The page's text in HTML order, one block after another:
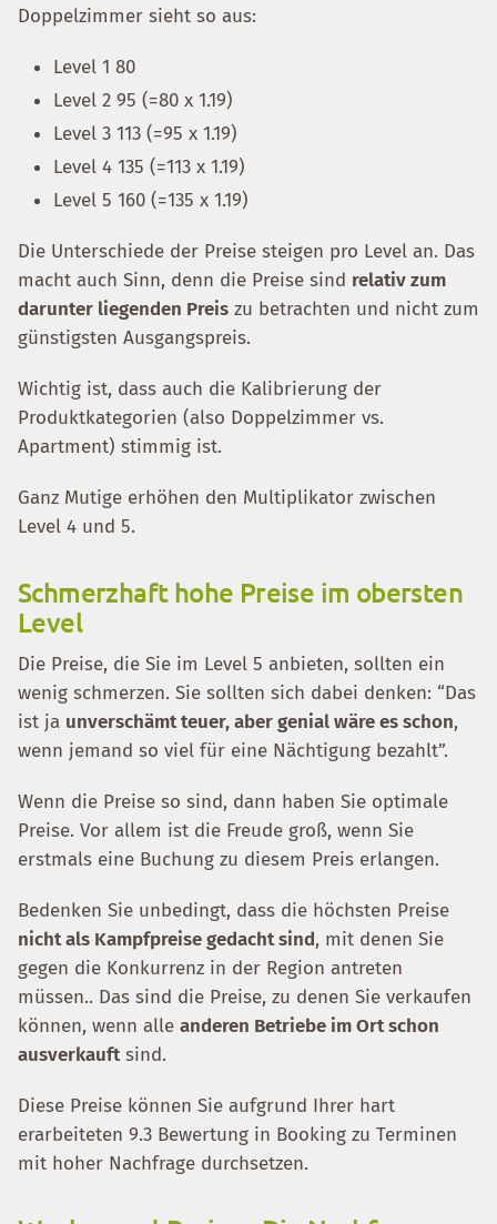
Doppelzimmer sieht so aus:
Level 1 80
Level 2 95 (=80 x 1.19)
Level 3 113 (=95 x 1.19)
Level 4 135 (=113 x 1.19)
Level 5 160 (=135 x 1.19)
Die Unterschiede der Preise steigen pro Level an. Das
macht auch Sinn, denn die Preise sind relativ zum
darunter liegenden Preis zu betrachten und nicht zum
günstigsten Ausgangspreis.
Wichtig ist, dass auch die Kalibrierung der
Produktkategorien (also Doppelzimmer vs.
Apartment) stimmig ist.
Ganz Mutige erhöhen den Multiplikator zwischen
Level 4 und 5.
Schmerzhaft hohe Preise im obersten
Level
Die Preise, die Sie im Level 5 anbieten, sollten ein
wenig schmerzen. Sie sollten sich dabei denken: “Das
ist ja unverschämt teuer, aber genial wäre es schon,
wenn jemand so viel für eine Nächtigung bezahlt”.
Wenn die Preise so sind, dann haben Sie optimale
Preise. Vor allem ist die Freude groß, wenn Sie
erstmals eine Buchung zu diesem Preis erlangen.
Bedenken Sie unbedingt, dass die höchsten Preise
nicht als Kampfpreise gedacht sind, mit denen Sie
gegen die Konkurrenz in der Region antreten
müssen.. Das sind die Preise, zu denen Sie verkaufen
können, wenn alle anderen Betriebe im Ort schon
ausverkauftsind.
Diese Preise können Sie aufgrund Ihrer hart
erarbeiteten 9.3 Bewertung in Booking zu Terminen
mit hoher Nachfrage durchsetzen.